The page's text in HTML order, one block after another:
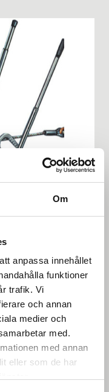
Om
anpassa innehållet
funktioner
trafik. Vi
och annan
medier och
med.
med annan
eller som de har